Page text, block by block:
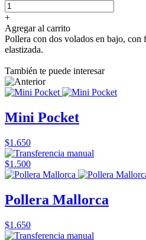
+
Agregar al carrito
Pollera con dos volados en bajo, con
elastizada.
También te puede interesar
Mini Pocket
$1.650
$1.500
Pollera Mallorca
$1.650